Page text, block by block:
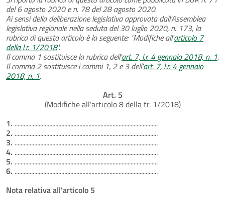
del 6 agosto 2020 e n. 78 del 28 agosto 2020.
Ai sensi della deliberazione legislativa approvata dall'Assemblea
legislativa regionale nella seduta del 30 luglio 2020, n. 173, la
rubrica di questo articolo è la seguente: "Modifiche all'articolo 7
della l.r. 1/2018".
Il comma 1 sostituisce la rubrica dell'art. 7, l.r. 4 gennaio 2018, n. 1.
Il comma 2 sostituisce i commi 1, 2 e 3 dell'art. 7, l.r. 4 gennaio
2018, n. 1.
Art. 5
(Modifiche all'articolo 8 della tr. 1/2018)
1. ...............................................................................................
2. ...............................................................................................
3. ...............................................................................................
4. ...............................................................................................
5. ...............................................................................................
6. ...............................................................................................
Nota relativa all'articolo 5